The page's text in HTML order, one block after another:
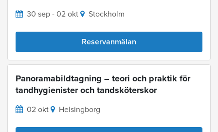
30 sep - 02 okt Stockholm
Reservanmälan
Panoramabildtagning – teori och praktik för
tandhygienister och tandsköterskor
02 okt Helsingborg